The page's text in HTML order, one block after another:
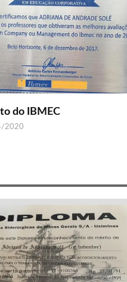
do IBMEC
2020